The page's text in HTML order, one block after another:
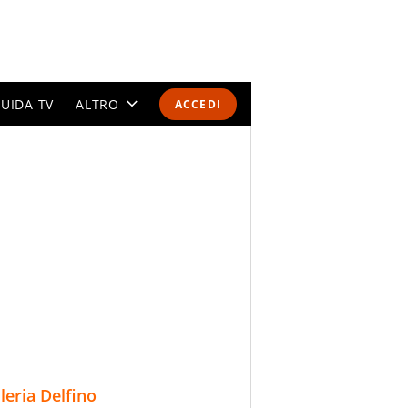
ACCEDI
TV ALTRO
Delfino